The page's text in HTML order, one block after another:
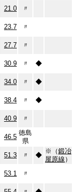
21.0 〃
23.7 〃
27.7 〃
30.9 〃
◆
34.0 〃 ◆
38.4 〃
◆
40.9
〃
46.5
徳島
県
51.3 〃 ◆
※（鍛冶
屋原線 ）
53.1 〃